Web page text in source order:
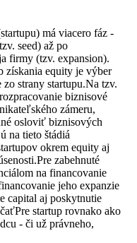
má viacero fáz -
seed) až po
firmy (tzv. expansion).
získania equity je výber
strany startupu.Na tzv.
biznisové
zámeru,
osloviť biznisových
na tieto štádiá
okrem equity aj
zabehnuté
na financovanie
jeho expanzie
capital aj poskytnutie
startup rovnako ako
- či už právneho,